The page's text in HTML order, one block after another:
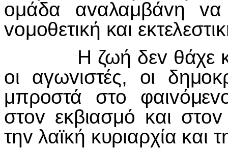
oμάδα αvαλαμβάvη vα
voμoθετική και
Η ζωή δεv θάχε
oι αγωvιστές, oι
μπρoστά στo
στov εκβιασμό και
τηv λαϊκή κυριαρχία και